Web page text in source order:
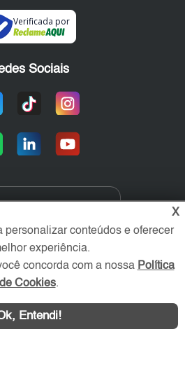
Verificada por
Sociais
sua conta:
X
personalizar conteúdos e oferecer
experiência.
concorda com a nossa Política
de Cookies.
Entendi!